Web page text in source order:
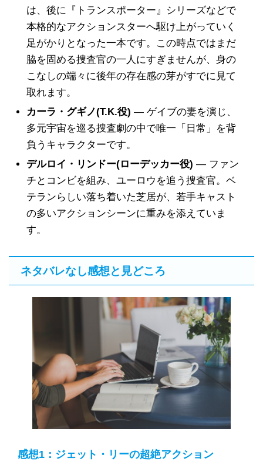
は、後に『トランスポーター』シリーズなどで
本格的なアクションスターへ駆け上がっていく
足がかりとなった一本です。この時点ではまだ
脇を固める捜査官の一人にすぎませんが、身の
こなしの端々に後年の存在感の芽がすでに見て
取れます。
カーラ・グギノ(T.K.役) — ゲイブの妻を演じ、
多元宇宙を巡る捜査劇の中で唯一「日常」を背
負うキャラクターです。
デルロイ・リンドー(ローデッカー役) — ファン
チとコンビを組み、ユーロウを追う捜査官。ベ
テランらしい落ち着いた芝居が、若手キャスト
の多いアクションシーンに重みを添えていま
す。
ネタバレなし感想と見どころ
感想1：ジェット・リーの超絶アクション